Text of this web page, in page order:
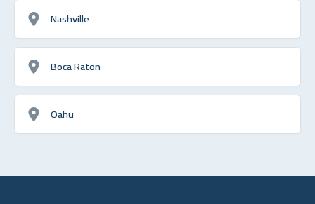
Nashville
Boca Raton
Oahu